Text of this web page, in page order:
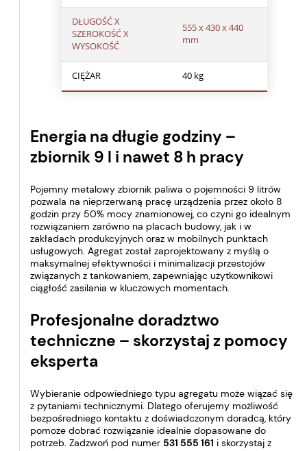
DŁUGOŚĆ X
SZEROKOŚĆ X
WYSOKOŚĆ
555 x 430 x 440
mm
CIĘŻAR 40 kg
Energia na długie godziny –
zbiornik 9 l i nawet 8 h pracy
Pojemny metalowy zbiornik paliwa o pojemności 9 litrów
pozwala na nieprzerwaną pracę urządzenia przez około 8
godzin przy 50% mocy znamionowej, co czyni go idealnym
rozwiązaniem zarówno na placach budowy, jak i w
zakładach produkcyjnych oraz w mobilnych punktach
usługowych. Agregat został zaprojektowany z myślą o
maksymalnej efektywności i minimalizacji przestojów
związanych z tankowaniem, zapewniając użytkownikowi
ciągłość zasilania w kluczowych momentach.
Profesjonalne doradztwo
techniczne – skorzystaj z pomocy
eksperta
Wybieranie odpowiedniego typu agregatu może wiązać się
z pytaniami technicznymi. Dlatego oferujemy możliwość
bezpośredniego kontaktu z doświadczonym doradcą, który
pomoże dobrać rozwiązanie idealnie dopasowane do
potrzeb. Zadzwoń pod numer 531 555 161 i skorzystaj z